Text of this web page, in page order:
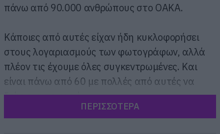
πάνω από 90.000 ανθρώπους στο ΟΑΚΑ.
Κάποιες από αυτές είχαν ήδη κυκλοφορήσει
στους λογαριασμούς των φωτογράφων, αλλά
πλέον τις έχουμε όλες συγκεντρωμένες. Και
είναι πάνω από 60 με πολλές από αυτές να
δείχνουν το κοινό.
ΠΕΡΙΣΣΟΤΕΡΑ